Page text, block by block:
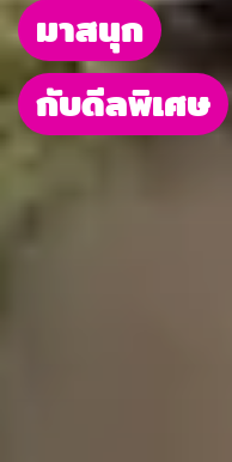
มาสนุก
กับดีลพิเศษ